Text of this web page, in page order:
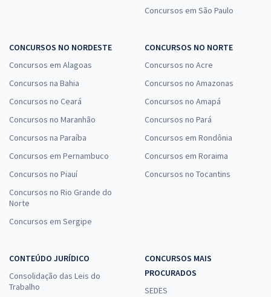
Concursos em São Paulo
CONCURSOS NO NORDESTE
Concursos em Alagoas
Concursos na Bahia
Concursos no Ceará
Concursos no Maranhão
Concursos na Paraíba
Concursos em Pernambuco
Concursos no Piauí
Concursos no Rio Grande do
Norte
Concursos em Sergipe
CONCURSOS NO NORTE
Concursos no Acre
Concursos no Amazonas
Concursos no Amapá
Concursos no Pará
Concursos em Rondônia
Concursos em Roraima
Concursos no Tocantins
CONTEÚDO JURÍDICO
Consolidação das Leis do
Trabalho
CONCURSOS MAIS
PROCURADOS
SEDES